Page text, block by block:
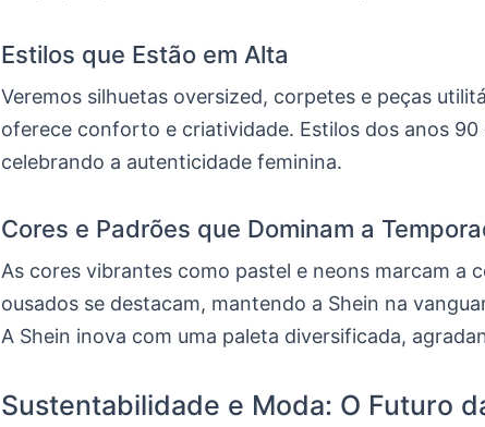
Estilos que Estão em Alta
Veremos silhuetas oversized, corpetes e peças
oferece conforto e criatividade. Estilos dos anos 90
celebrando a autenticidade feminina.
Cores e Padrões que Dominam a
As cores vibrantes como pastel e neons marcam a
ousados se destacam, mantendo a Shein na
A Shein inova com uma paleta diversificada,
Sustentabilidade e Moda: O Futuro